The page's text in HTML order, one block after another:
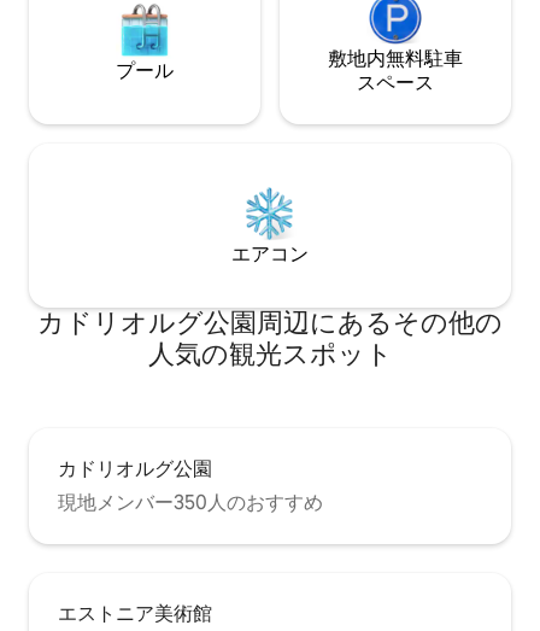
プール
敷地内無料駐⁠車
ス⁠ペ⁠ー⁠ス
エアコン
カドリオルグ公園⁠周⁠辺⁠に⁠あ⁠るそ⁠の⁠他⁠の
人⁠気⁠の観⁠光⁠ス⁠ポ⁠ッ⁠ト
カドリオルグ公園
現地メンバー350人のおすすめ
エストニア美術館